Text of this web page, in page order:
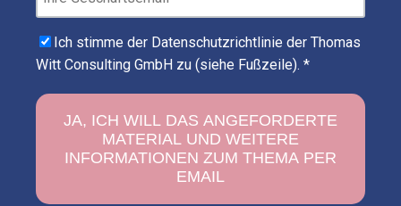
Ich stimme der Datenschutzrichtlinie der Thomas
Witt Consulting GmbH zu (siehe Fußzeile). *